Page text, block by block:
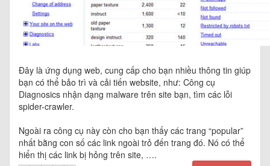
Đây là ứng dụng web, cung cấp cho bạn nhiều thông tin giúp
bạn có thể bảo trì và cải tiến website, như: Công cụ
Diagnosics nhận dạng malware trên site bạn, tìm các lỗi
spider-crawler.
Ngoài ra công cụ này còn cho bạn thấy các trang “popular”
nhất bằng con số các link ngoài trỏ đến trang đó. Nó có thể
hiển thị các link bị hỏng trên site, ….